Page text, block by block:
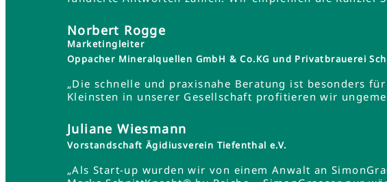
Norbert Rogge
Marketingleiter
Oppacher Mineralquellen GmbH & Co.KG und Privatbrauerei
„Die schnelle und praxisnahe Beratung ist besonders
Kleinsten in unserer Gesellschaft profitieren wir
Juliane Wiesmann
Vorstandschaft Ägidiusverein Tiefenthal e.V.
„Als Start-up wurden wir von einem Anwalt an